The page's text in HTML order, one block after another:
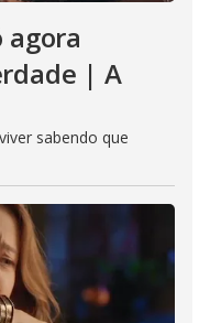
agora
| A
sabendo que